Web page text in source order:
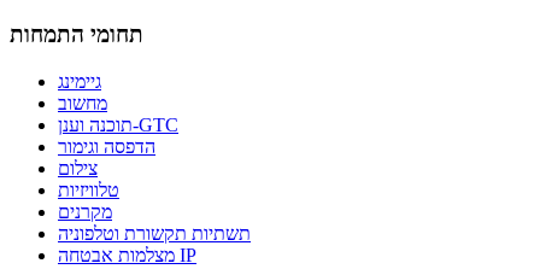
תחומי התמחות
גיימינג
מחשוב
תוכנה וענן-GTC
הדפסה וגימור
צילום
טלוויזיות
מקרנים
תשתיות תקשורת וטלפוניה
מצלמות אבטחה IP